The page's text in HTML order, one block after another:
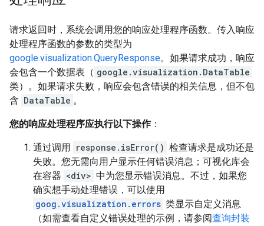
请求返回时，系统会调用您的响应处理程序函数。传入响应
处理程序函数的参数的类型为
google.visualization.QueryResponse。如果请求成功，响应
会包含一个数据表（ google.visualization.DataTable
类）。如果请求失败，响应会包含错误的相关信息，但不包
含 DataTable 。
您的响应处理程序应执行以下操作：
通过调用 response.isError() 检查请求是成功还是
失败。您无需向用户显示任何错误消息；可视化库会
在容器 <div> 中为您显示错误消息。不过，如果您
确实想手动处理错误，可以使用
goog.visualization.errors 类显示自定义消息
（如需查看自定义错误处理的示例，请参阅查询封装